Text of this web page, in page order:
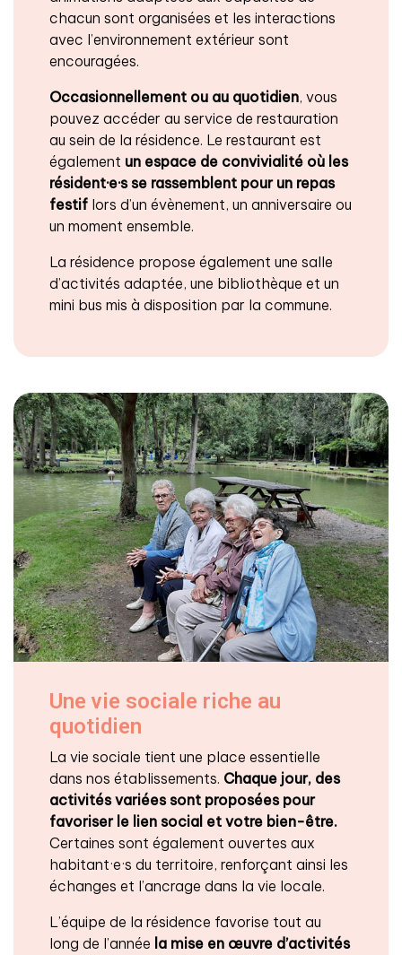
chacun sont organisées et les interactions
avec l’environnement extérieur sont
encouragées.
Occasionnellement ou au quotidien, vous
pouvez accéder au service de restauration
au sein de la résidence. Le restaurant est
également un espace de convivialité où les
résident·e·s se rassemblent pour un repas
festif lors d’un évènement, un anniversaire ou
un moment ensemble.
La résidence propose également une salle
d’activités adaptée, une bibliothèque et un
mini bus mis à disposition par la commune.
Une vie sociale riche au
quotidien
La vie sociale tient une place essentielle
dans nos établissements. Chaque jour, des
activités variées sont proposées pour
favoriser le lien social et votre bien-être.
Certaines sont également ouvertes aux
habitant·e·s du territoire, renforçant ainsi les
échanges et l’ancrage dans la vie locale.
L’équipe de la résidence favorise tout au
long de l’année la mise en œuvre d’activités